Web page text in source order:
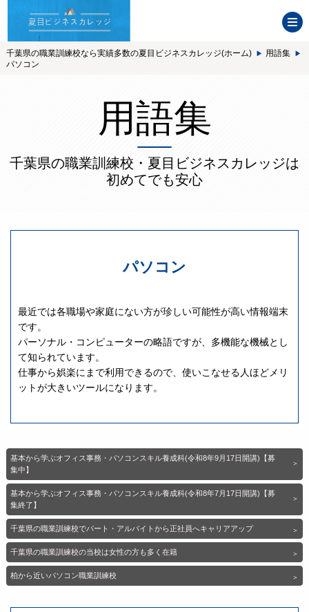
千葉県の職業訓練校なら実績多数の夏目ビジネスカレッジ(ホーム)
用語集
パソコン
用語集
千葉県の職業訓練校・夏目ビジネスカレッジは
初めてでも安心
パソコン
最近では各職場や家庭にない方が珍しい可能性が高い情報端末
です。
パーソナル・コンピューターの略語ですが、多機能な機械とし
て知られています。
仕事から娯楽にまで利用できるので、使いこなせる人ほどメリ
ットが大きいツールになります。
基本から学ぶオフィス事務・パソコンスキル養成科(令和8年9月17日開講)【募
集中】
基本から学ぶオフィス事務・パソコンスキル養成科(令和8年7月17日開講)【募
集終了】
千葉県の職業訓練校でパート・アルバイトから正社員へキャリアアップ
千葉県の職業訓練校の当校は女性の方も多く在籍
柏から近いパソコン職業訓練校